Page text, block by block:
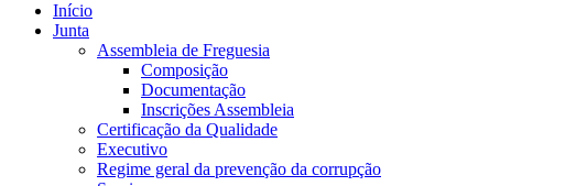
Início
Junta
Assembleia de Freguesia
Composição
Documentação
Inscrições Assembleia
Certificação da Qualidade
Executivo
Regime geral da prevenção da corrupção